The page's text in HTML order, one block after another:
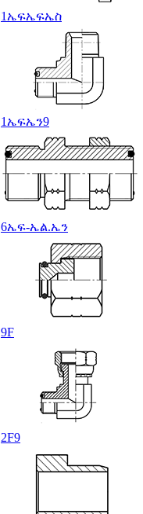
1ኤፍኤፍኤስ
1ኤፍኤን9
6ኤፍ-ኤል.ኤን
9F
2F9